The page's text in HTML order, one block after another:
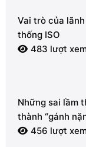
Vai trò của
thống ISO
483 lượt
Những sai lầm
thành “gánh
456 lượt